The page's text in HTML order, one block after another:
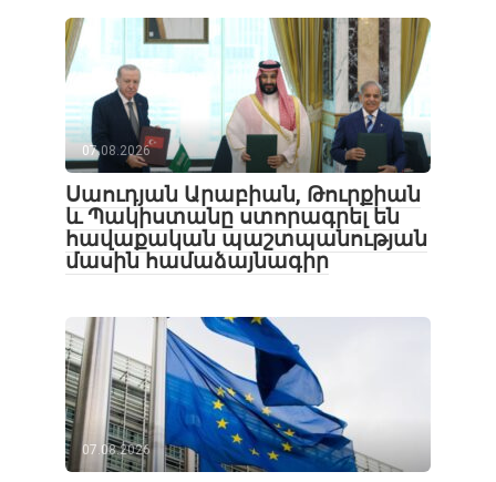
07.08.2026
Սաուդյան Արաբիան, Թուրքիան
և Պակիստանը ստորագրել են
հավաքական պաշտպանության
մասին համաձայնագիր
07.08.2026